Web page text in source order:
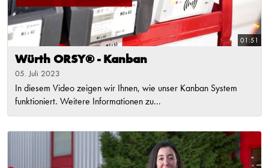
01:51
Würth ORSY® - Kanban
05. Juli 2023
In diesem Video zeigen wir Ihnen, wie unser Kanban System
funktioniert. Weitere Informationen zu...